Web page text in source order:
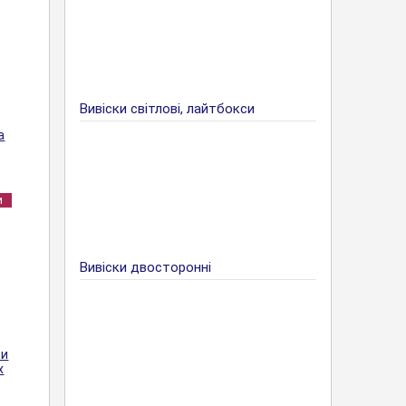
Вивіски світлові, лайтбокси
Вивіски двосторонні